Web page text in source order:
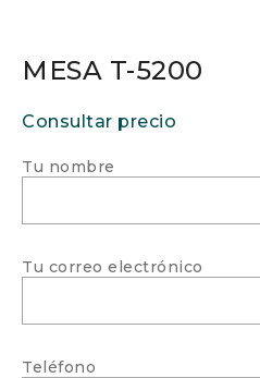
MESA T-5200
Consultar precio
Tu nombre
Tu correo electrónico
Teléfono